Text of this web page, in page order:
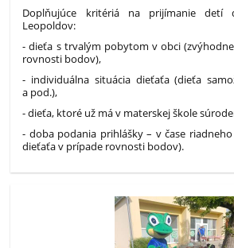
Doplňujúce kritériá na prijímanie detí
Leopoldov:
- dieťa s trvalým pobytom v obci
rovnosti bodov),
- individuálna situácia dieťaťa (dieťa
a pod.),
- dieťa, ktoré už má v materskej škole
- doba podania prihlášky – v čase
dieťaťa v prípade rovnosti bodov).